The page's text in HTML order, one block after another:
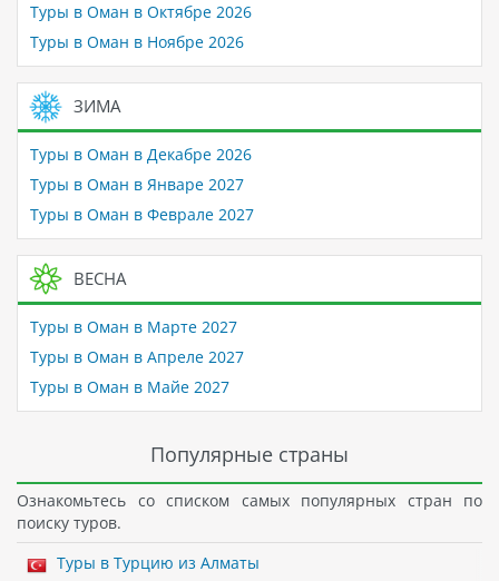
Туры в Оман в Октябре 2026
Туры в Оман в Ноябре 2026
ЗИМА
Туры в Оман в Декабре 2026
Туры в Оман в Январе 2027
Туры в Оман в Феврале 2027
ВЕСНА
Туры в Оман в Марте 2027
Туры в Оман в Апреле 2027
Туры в Оман в Майе 2027
Популярные страны
Ознакомьтесь со списком самых популярных стран по
поиску туров.
Туры в Турцию из Алматы